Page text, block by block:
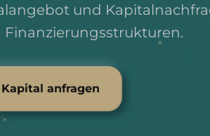
und
Kapital anfragen